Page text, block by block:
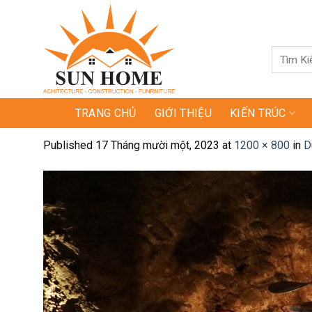
Tìm
TRANG CHỦ GIỚI THIỆU KIẾN TRÚC
Published 17 Tháng mười một, 2023 at 1200 × 800 in